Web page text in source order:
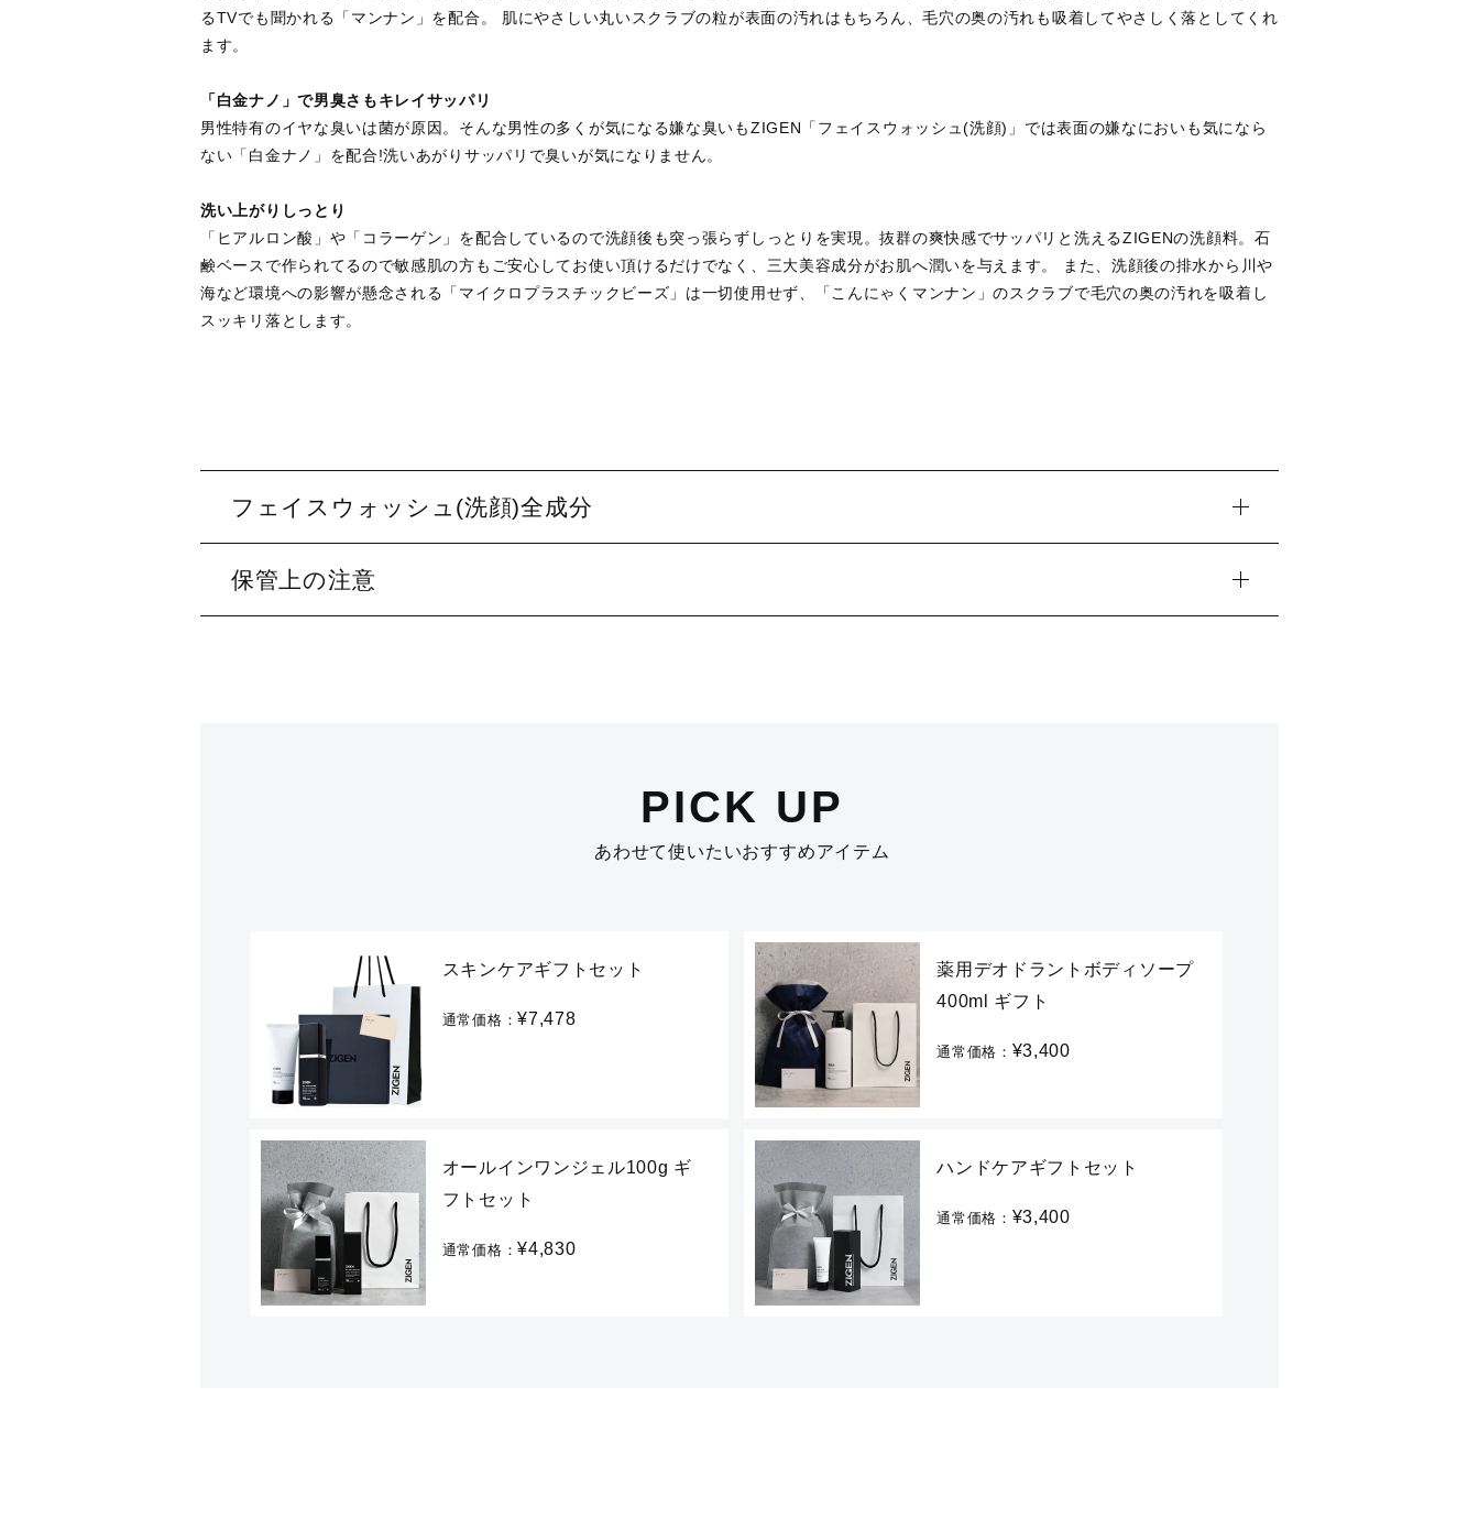
るTVでも聞かれる「マンナン」を配合。 肌にやさしい丸いスクラブの粒が表面の汚れはもちろん、毛穴の奥の汚れも吸着してやさしく落としてくれ
ます。
「白金ナノ」で男臭さもキレイサッパリ
男性特有のイヤな臭いは菌が原因。そんな男性の多くが気になる嫌な臭いもZIGEN「フェイスウォッシュ(洗顔)」では表面の嫌なにおいも気になら
ない「白金ナノ」を配合!洗いあがりサッパリで臭いが気になりません。
洗い上がりしっとり
「ヒアルロン酸」や「コラーゲン」を配合しているので洗顔後も突っ張らずしっとりを実現。抜群の爽快感でサッパリと洗えるZIGENの洗顔料。石
鹸ベースで作られてるので敏感肌の方もご安心してお使い頂けるだけでなく、三大美容成分がお肌へ潤いを与えます。 また、洗顔後の排水から川や
海など環境への影響が懸念される「マイクロプラスチックビーズ」は一切使用せず、「こんにゃくマンナン」のスクラブで毛穴の奥の汚れを吸着し
スッキリ落とします。
フェイスウォッシュ(洗顔)全成分
保管上の注意
PICK UP
あわせて使いたいおすすめアイテム
スキンケアギフトセット
通常価格：¥7,478
薬用デオドラントボディソープ
400ml ギフト
通常価格： ¥3,400
オールインワンジェル100g ギ
フトセット
通常価格：¥4,830
ハンドケアギフトセット
通常価格： ¥3,400